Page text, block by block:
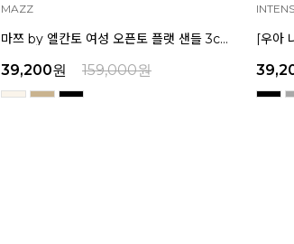
INTENSE
[우아 나나 착용] 인텐스 by 엘칸토 여성 더블 스트랩 샌들 7cm LCWW35I326
39,200원 159,000원
MAZZ